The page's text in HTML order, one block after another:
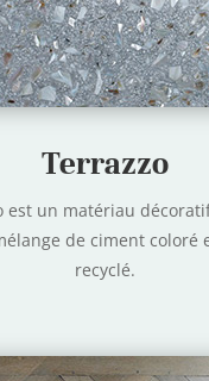
Terrazzo
est un matériau
de ciment coloré
recyclé.